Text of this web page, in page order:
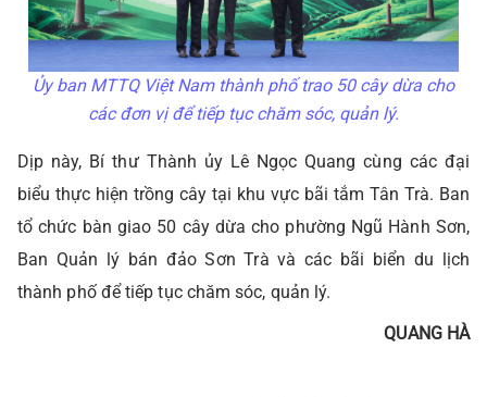
Ủy ban MTTQ Việt Nam thành phố trao 50 cây dừa cho
các đơn vị để tiếp tục chăm sóc, quản lý.
Dịp này, Bí thư Thành ủy Lê Ngọc Quang cùng các đại
biểu thực hiện trồng cây tại khu vực bãi tắm Tân Trà. Ban
tổ chức bàn giao 50 cây dừa cho phường Ngũ Hành Sơn,
Ban Quản lý bán đảo Sơn Trà và các bãi biển du lịch
thành phố để tiếp tục chăm sóc, quản lý.
QUANG HÀ